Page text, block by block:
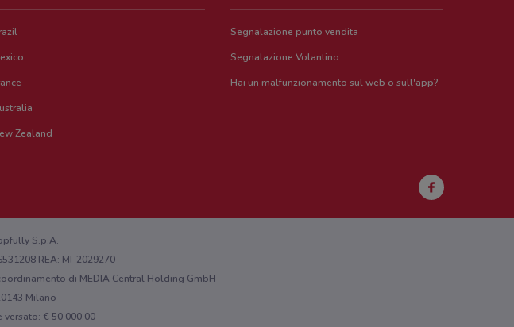
Zealand
Segnalazione punto vendita
Segnalazione Volantino
Hai un malfunzionamento sul web o sull'app?
S.p.A.
REA: MI-2029270
di MEDIA Central Holding GmbH
Milano
€ 50.000,00